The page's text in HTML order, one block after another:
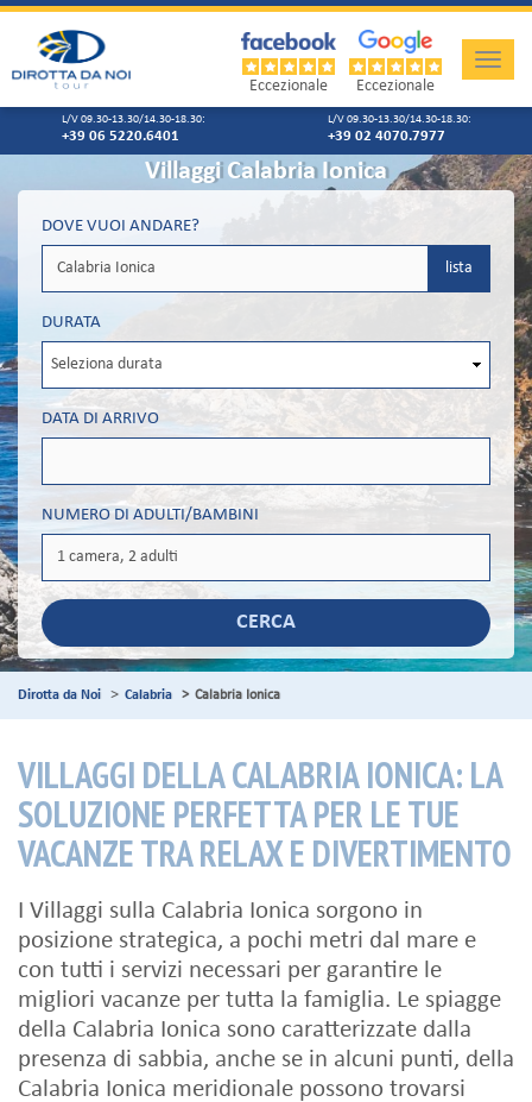
Toggle
Eccezionale Eccezionale
L/V 09.30-13.30/14.30-18.30:
+39 06 5220.6401
L/V 09.30-13.30/14.30-18.30:
+39 02 4070.7977
Villaggi Calabria Ionica
DOVE VUOI ANDARE?
lista
DURATA
DATA DI ARRIVO
NUMERO DI ADULTI/BAMBINI
CERCA
Dirotta da Noi Calabria Calabria Ionica
VILLAGGI DELLA CALABRIA IONICA: LA
SOLUZIONE PERFETTA PER LE TUE
VACANZE TRA RELAX E DIVERTIMENTO
I Villaggi sulla Calabria Ionica sorgono in
posizione strategica, a pochi metri dal mare e
con tutti i servizi necessari per garantire le
migliori vacanze per tutta la famiglia. Le spiagge
della Calabria Ionica sono caratterizzate dalla
presenza di sabbia, anche se in alcuni punti, della
Calabria Ionica meridionale possono trovarsi